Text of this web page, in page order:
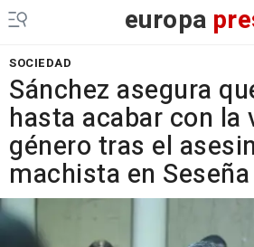
europa
SOCIEDAD
Sánchez asegura
hasta acabar con la
género tras el
machista en